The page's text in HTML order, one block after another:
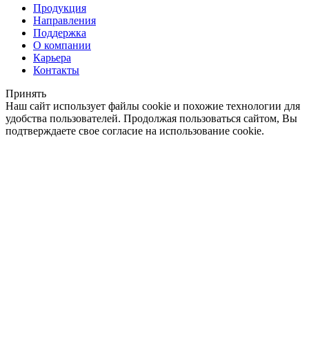
Продукция
Направления
Поддержка
О компании
Карьера
Контакты
Принять
Наш сайт использует файлы cookie и похожие технологии для
удобства пользователей. Продолжая пользоваться сайтом, Вы
подтверждаете свое согласие на использование cookie.